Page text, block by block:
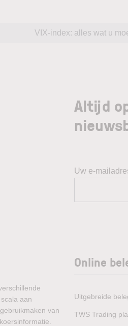
VIX-index: alles wat u
Altijd
Uw e-
aan
van
Online
Uitgebreide
TWS Trading